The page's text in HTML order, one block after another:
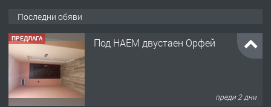
Последни обяви
ПРЕДЛАГА Под НАЕМ двустаен Орфей
преди 2 дни